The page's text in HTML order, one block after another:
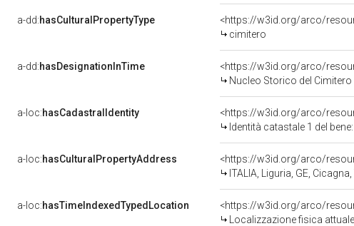
a-dd:hasCulturalPropertyType
<https://w3id.org/arco/
cimitero
a-dd:hasDesignationInTime
<https://w3id.org/arco/
Nucleo Storico del
a-loc:hasCadastralIdentity
<https://w3id.org/arco/
Identità catastale 1 del
a-loc:hasCulturalPropertyAddress
<https://w3id.org/arco/
ITALIA, Liguria, GE,
a-loc:hasTimeIndexedTypedLocation
<https://w3id.org/arco/
Localizzazione fisica